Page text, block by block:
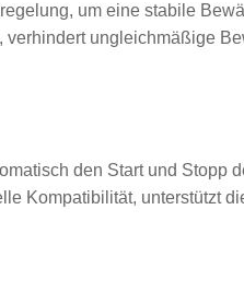
um eine stabile
ungleichmäßige
den Start und Stopp
Kompatibilität, unterstützt